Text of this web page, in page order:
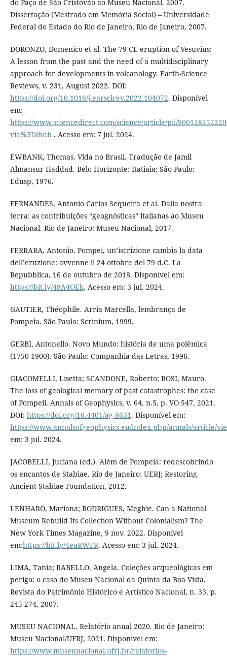
do Paço de São Cristóvão ao Museu Nacional. 2007.
Dissertação (Mestrado em Memória Social) – Universidade
Federal do Estado do Rio de Janeiro, Rio de Janeiro, 2007.
DORONZO, Domenico et al. The 79 CE eruption of Vesuvius:
A lesson from the past and the need of a multidisciplinary
approach for developments in volcanology. Earth-Science
Reviews, v. 231, August 2022. DOI:
https://doi.org/10.1016/j.earscirev.2022.104072. Disponível
em:
https://www.sciencedirect.com/science/article/pii/
via%3Dihub . Acesso em: 7 jul. 2024.
EWBANK, Thomas. Vida no Brasil. Tradução de Jamil
Almansur Haddad. Belo Horizonte: Itatiaia; São Paulo:
Edusp, 1976.
FERNANDES, Antonio Carlos Sequeira et al. Dalla nostra
terra: as contribuições “geognósticas” italianas ao Museu
Nacional. Rio de Janeiro: Museu Nacional, 2017.
FERRARA, Antonio. Pompei, un’iscrizione cambia la data
dell’eruzione: avvenne il 24 ottobre del 79 d.C. La
Repubblica, 16 de outubro de 2018. Disponível em:
https://bit.ly/48A4OEk. Acesso em: 3 jul. 2024.
GAUTIER, Théophile. Arria Marcella, lembrança de
Pompeia. São Paulo: Scrinium, 1999.
GERBI, Antonello. Novo Mundo: história de uma polêmica
(1750-1900). São Paulo: Companhia das Letras, 1996.
GIACOMELLI, Lisetta; SCANDONE, Roberto; ROSI, Mauro.
The loss of geological memory of past catastrophes: the case
of Pompeii. Annals of Geophysics, v. 64, n.5, p. VO 547, 2021.
DOI: https://doi.org/10.4401/ag-8631. Disponível em:
https://www.annalsofgeophysics.eu/index.php/annals/article/
em: 3 jul. 2024.
JACOBELLI, Juciana (ed.). Além de Pompeia: redescobrindo
os encantos de Stabiae. Rio de Janeiro: UERJ; Restoring
Ancient Stabiae Foundation, 2012.
LENHARO, Mariana; RODRIGUES, Meghie. Can a National
Museum Rebuild Its Collection Without Colonialism? The
New York Times Magazine, 9 nov. 2022. Disponível
em:https://bit.ly/4eaRWFR. Acesso em: 3 jul. 2024.
LIMA, Tania; RABELLO, Angela. Coleções arqueológicas em
perigo: o caso do Museu Nacional da Quinta da Boa Vista.
Revista do Patrimônio Histórico e Artístico Nacional, n. 33, p.
245-274, 2007.
MUSEU NACIONAL. Relatório anual 2020. Rio de Janeiro:
Museu Nacional/UFRJ, 2021. Disponível em:
https://www.museunacional.ufrj.br/relatorios-